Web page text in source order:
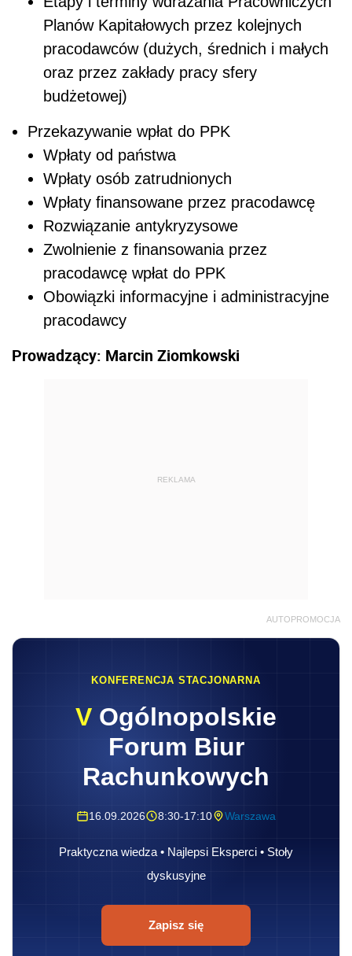
Planów Kapitałowych przez kolejnych
pracodawców (dużych, średnich i małych
oraz przez zakłady pracy sfery
budżetowej)
Przekazywanie wpłat do PPK
Wpłaty od państwa
Wpłaty osób zatrudnionych
Wpłaty finansowane przez pracodawcę
Rozwiązanie antykryzysowe
Zwolnienie z finansowania przez
pracodawcę wpłat do PPK
Obowiązki informacyjne i administracyjne
pracodawcy
Prowadzący: Marcin Ziomkowski
REKLAMA
AUTOPROMOCJA
KONFERENCJA STACJONARNA
V Ogólnopolskie
Forum Biur
Rachunkowych
16.09.2026 8:30-17:10 Warszawa
Praktyczna wiedza • Najlepsi Eksperci • Stoły
dyskusyjne
Zapisz się